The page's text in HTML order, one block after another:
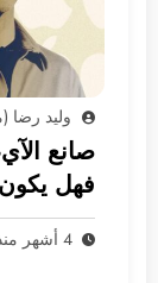
وليد رضا
صانع
فهل
4 أشهر منذ النشر